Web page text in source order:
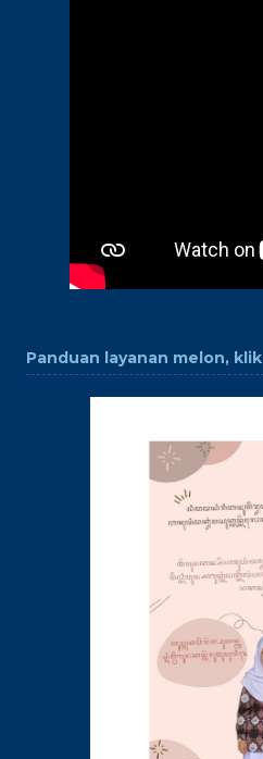
Panduan layanan melon, klik